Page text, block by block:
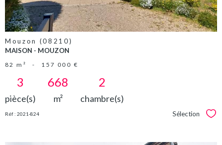
Mouzon (08210)
MAISON - MOUZON
82 m² - 157 000 €
3
pièce(s)
668
m²
2
chambre(s)
Réf : 2021-824 Sélection